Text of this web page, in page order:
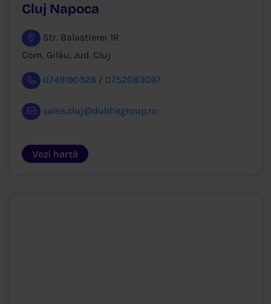
Cluj Napoca
Str. Balastierei 1R
Com. Gilău, Jud. Cluj
0749190328 / 0752083097
sales.cluj@dubhegroup.ro
Vezi hartă